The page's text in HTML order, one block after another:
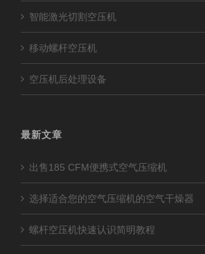
智能激光切割空压机
移动螺杆空压机
空压机后处理设备
最新文章
出售185 CFM便携式空气压缩机
选择适合您的空气压缩机的空气干燥器
螺杆空压机快速认识简明教程